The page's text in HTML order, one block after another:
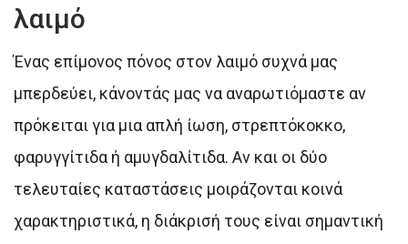
λαιμό
Ένας επίμονος πόνος στον λαιμό συχνά μας
μπερδεύει, κάνοντάς μας να αναρωτιόμαστε αν
πρόκειται για μια απλή ίωση, στρεπτόκοκκο,
φαρυγγίτιδα ή αμυγδαλίτιδα. Αν και οι δύο
τελευταίες καταστάσεις μοιράζονται κοινά
χαρακτηριστικά, η διάκρισή τους είναι σημαντική